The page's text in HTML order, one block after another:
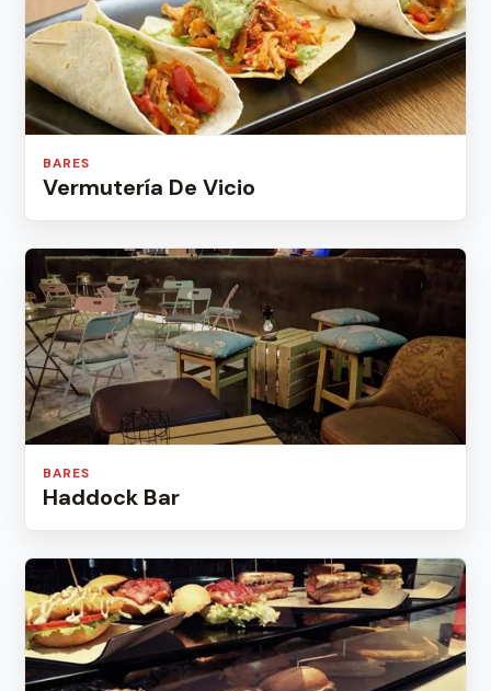
BARES
Vermutería De Vicio
BARES
Haddock Bar